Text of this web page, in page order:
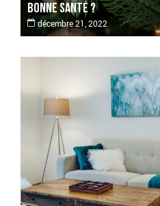
bonne santé ?
décembre 21, 2022
bonne santé ?
décembre 21, 2022